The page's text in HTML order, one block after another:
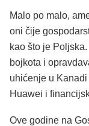
Malo po malo,
oni čije
kao što je
bojkota i
uhićenje u
Huawei i
Ove godine na